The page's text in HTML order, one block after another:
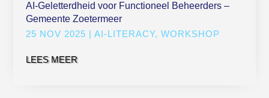
AI-Geletterdheid voor Functioneel Beheerders –
Gemeente Zoetermeer
25 NOV 2025 |AI-LITERACY,WORKSHOP
LEES MEER